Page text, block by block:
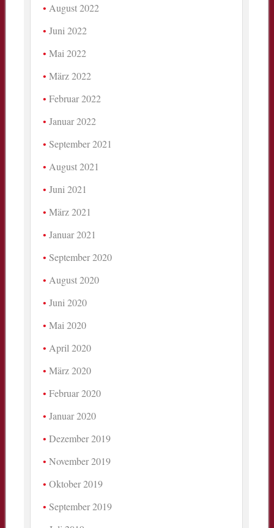
August 2022
Juni 2022
Mai 2022
März 2022
Februar 2022
Januar 2022
September 2021
August 2021
Juni 2021
März 2021
Januar 2021
September 2020
August 2020
Juni 2020
Mai 2020
April 2020
März 2020
Februar 2020
Januar 2020
Dezember 2019
November 2019
Oktober 2019
September 2019